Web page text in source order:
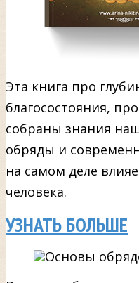
Эта книга про
благосостояния,
собраны знания
обряды и
на самом деле
человека.
УЗНАТЬ БОЛЬШЕ